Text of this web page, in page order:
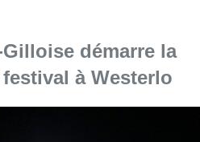
démarre la
à Westerlo